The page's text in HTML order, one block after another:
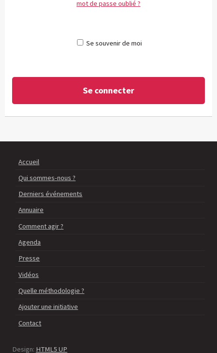
mot de passe oublié ?
Se souvenir de moi
Accueil
Qui sommes-nous ?
Derniers événements
Annuaire
Comment agir ?
Agenda
Presse
Vidéos
Quelle méthodologie ?
Ajouter une initiative
Contact
Design: HTML5 UP